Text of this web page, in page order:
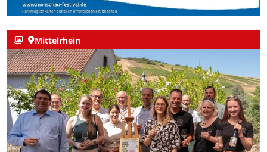
Mittelrhein